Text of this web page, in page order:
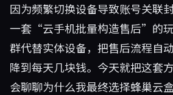
因为频繁切换设备导致账号关联
一套“云手机批量构造售后”的
群代替实体设备，把售后流程自
降到每天几块钱。今天就把这套
会聊聊为什么我最终选择蜂巢云